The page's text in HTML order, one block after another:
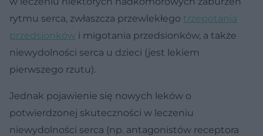
rytmu serca, zwłaszcza przewlekłego trzepotania
przedsionków i migotania przedsionków, a także
niewydolności serca u dzieci (jest lekiem
pierwszego rzutu).
Jednak pojawienie się nowych leków o
potwierdzonej skuteczności w leczeniu
niewydolności serca (np. antagonistów receptora